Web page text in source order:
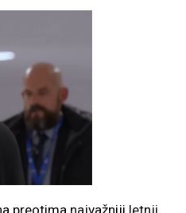
preotima najvažniji letnji